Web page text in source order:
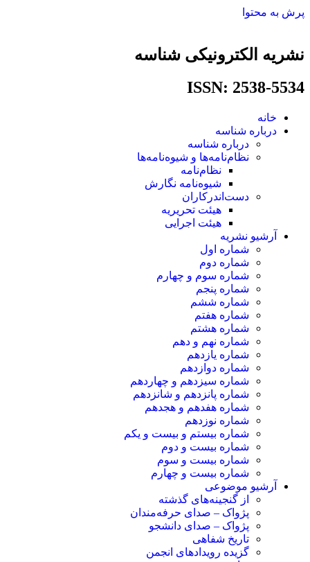
پرش به محتوا
نشریه الکترونیکی شناسه
ISSN: 2538-5534​
خانه
درباره شناسه
درباره شناسه
نظام‌نامه‌ها و شیوه‌نامه‌ها
نظام‌نامه
شیوه‌نامه نگارش
دست‌اندرکاران
هیئت تحریریه
هیئت اجرایی
آرشیو نشریه
شماره اول
شماره دوم
شماره سوم و چهارم
شماره پنجم
شماره ششم
شماره هفتم
شماره هشتم
شماره نهم و دهم
شماره یازدهم
شماره دوازدهم
شماره سیزدهم و چهاردهم
شماره پانزدهم و شانزدهم
شماره هفدهم و هجدهم
شماره نوزدهم
شماره بیستم و بیست و یکم
شماره بیست و دوم
شماره بیست و سوم
شماره بیست و چهارم
آرشیو موضوعی
از گنجینه‌های گذشته
پژواک – صدای حرفه‌مندان
پژواک – صدای دانشجو
تاریخ شفاهی
گزیده رویدادهای انجمن